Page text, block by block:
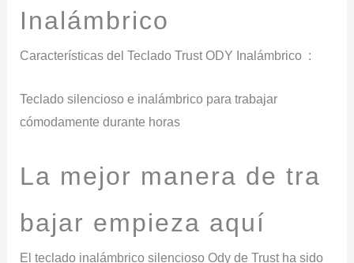
Inalámbrico
Características del Teclado Trust ODY Inalámbrico :
Teclado silencioso e inalámbrico para trabajar
cómodamente durante horas
La mejor manera de tra
bajar empieza aquí
El teclado inalámbrico silencioso Ody de Trust ha sido